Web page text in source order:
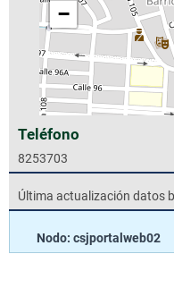
−
Teléfono
8253703
Última actualización datos
Nodo: csjportalweb02